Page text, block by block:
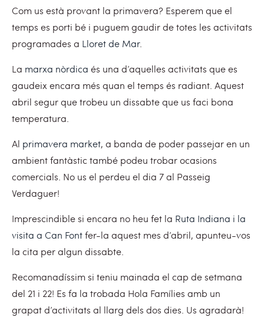
Com us està provant la primavera? Esperem que el
temps es porti bé i puguem gaudir de totes les activitats
programades a Lloret de Mar.
La marxa nòrdica és una d’aquelles activitats que es
gaudeix encara més quan el temps és radiant. Aquest
abril segur que trobeu un dissabte que us faci bona
temperatura.
Al primavera market, a banda de poder passejar en un
ambient fantàstic també podeu trobar ocasions
comercials. No us el perdeu el dia 7 al Passeig
Verdaguer!
Imprescindible si encara no heu fet la Ruta Indiana i la
visita a Can Fontfer-la aquest mes d’abril, apunteu-vos
la cita per algun dissabte.
Recomanadíssim si teniu mainada el cap de setmana
del 21 i 22! Es fa la trobada Hola Famílies amb un
grapat d’activitats al llarg dels dos dies. Us agradarà!